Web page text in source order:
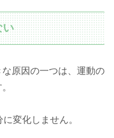
い
原因の一つは、運動の
変化しません。